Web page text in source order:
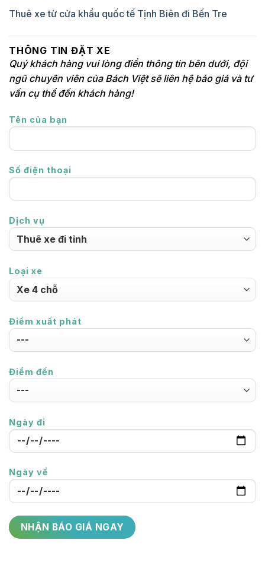
Thuê xe từ cửa khẩu quốc tế Tịnh Biên đi Bến Tre
THÔNG TIN ĐẶT XE
Quý khách hàng vui lòng điền thông tin bên dưới, đội
ngũ chuyên viên của Bách Việt sẽ liên hệ báo giá và tư
vấn cụ thể đến khách hàng!
Tên của bạn
Số điện thoại
Dịch vụ
Loại xe
Điểm xuất phát
Điểm đến
Ngày đi
Ngày về